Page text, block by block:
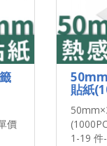
價
貼紙
1-19 件